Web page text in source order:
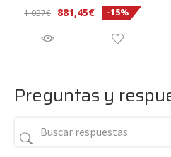
1.037€
El
original
881,45€El
actual
-15%
Preguntas y